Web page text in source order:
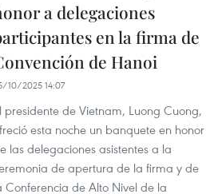
a delegaciones
en la firma de
de Hanoi
10/2025 14:07
presidente de Vietnam, Luong Cuong,
esta noche un banquete en honor
las delegaciones asistentes a la
de apertura de la firma y de
Conferencia de Alto Nivel de la